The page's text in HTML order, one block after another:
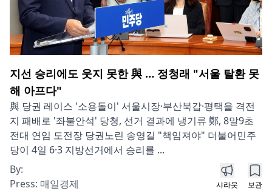
지선 승리에도 웃지 못한 與 … 정청래 "서울 탈환 못
해 아프다"
與 당권 레이스 '소용돌이' 서울시장·부산북갑·평택을 격전
지 패배로 '좌불안석' 당청, 선거 결과에 냉기류 鄭, 8말9초
전대 연임 도전장 당권노린 송영길 "책임져야" 더불어민주
당이 4일 6·3 지방선거에서 승리를 ...
By:
Press: 매일경제 샤라웃 보관